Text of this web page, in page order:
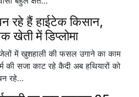
रहे हैं हाईटेक किसान,
खेती में डिप्लोमा
में खुशहाली की फसल उगाने का काम
की सजा काट रहे कैदी अब हथियारों को
रहे…